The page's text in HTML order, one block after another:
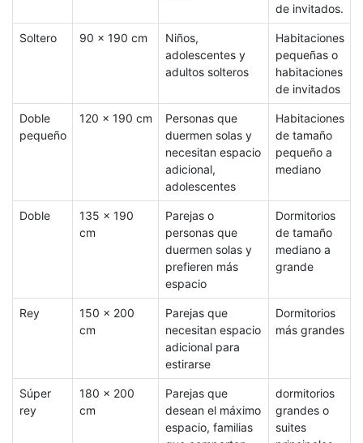
de invitados.
Soltero 90 x 190 cm
Niños,
adolescentes y
adultos solteros
Habitaciones
pequeñas o
habitaciones
de invitados
Doble
pequeño
120 x 190 cm
Personas que
duermen solas y
necesitan espacio
adicional,
adolescentes
Habitaciones
de tamaño
pequeño a
mediano
Doble
135 x 190
cm
Parejas o
personas que
duermen solas y
prefieren más
espacio
Dormitorios
de tamaño
mediano a
grande
Rey
150 x 200
cm
Parejas que
necesitan espacio
adicional para
estirarse
Dormitorios
más grandes
Súper
rey
180 x 200
cm
Parejas que
desean el máximo
espacio, familias
dormitorios
grandes o
suites